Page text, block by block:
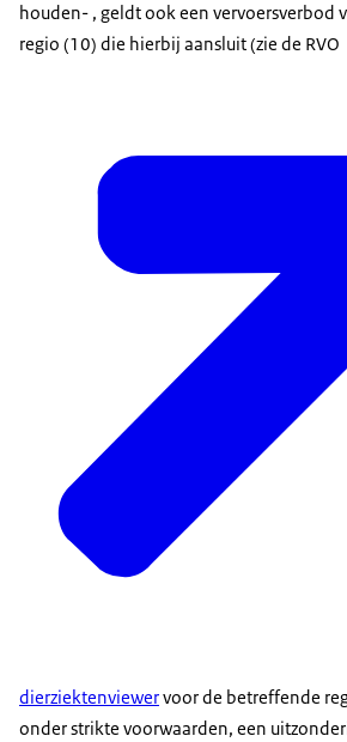
houden- , geldt ook een vervoersverbod
regio (10) die hierbij aansluit (zie de RVO
dierziektenviewervoor de betreffende
onder strikte voorwaarden, een